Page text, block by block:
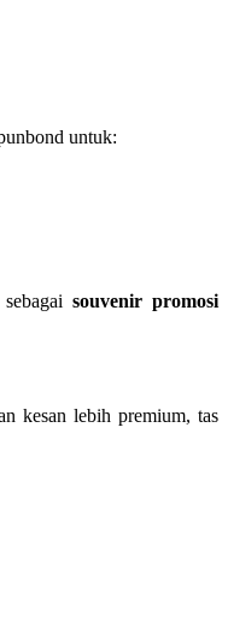
untuk:
sebagaisouvenir promosi
kesan lebih premium, tas